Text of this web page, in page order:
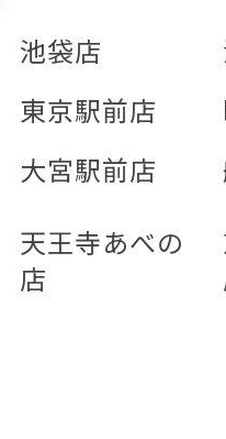
池袋店
東京駅前店
大宮駅前店
天王寺あべの
店